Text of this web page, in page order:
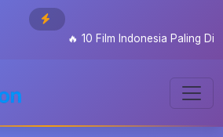
10 Film Indonesia Paling